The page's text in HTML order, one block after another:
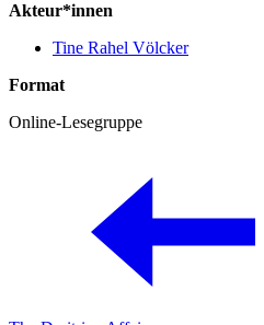
Akteur*innen
Tine Rahel Völcker
Format
Online-Lesegruppe